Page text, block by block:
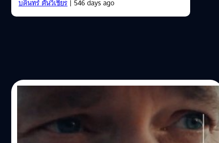
บดินทร์ ตันวิเชียร| 546 days ago
หลุดแบบชัด ๆ OM System OM-3 ก่อนเปิดตัว
พรุ่งนี้ !